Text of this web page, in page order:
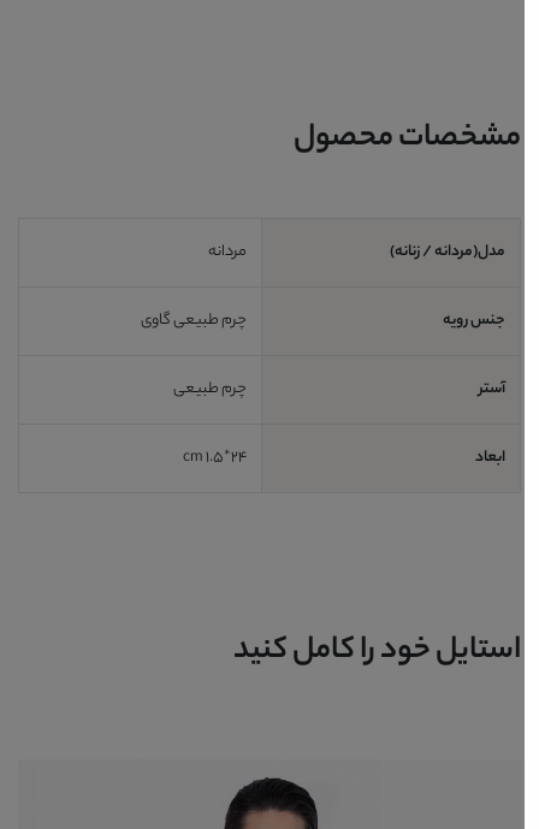
مشخصات محصول
مدل(مردانه / زنانه) مردانه
جنس رویه چرم طبیعی گاوی
آستر چرم طبیعی
ابعاد 24*1.5 cm
استایل خود را کامل کنید